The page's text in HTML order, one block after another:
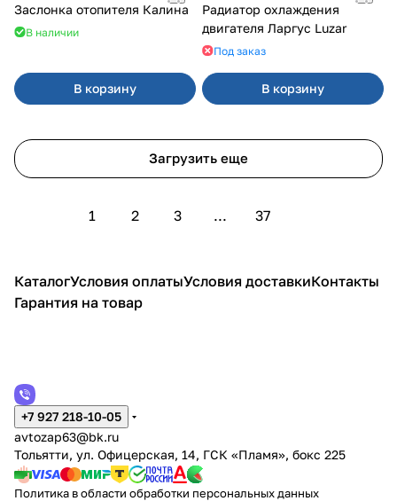
Заслонка отопителя Калина
В наличии
В корзину
Радиатор охлаждения
двигателя Ларгус Luzar
Под заказ
В корзину
Загрузить еще
1 2 3 ... 37
КаталогУсловия оплатыУсловия доставкиКонтакты
Гарантия на товар
+7 927 218-10-05
avtozap63@bk.ru
Тольятти, ул. Офицерская, 14, ГСК «Пламя», бокс 225
Политика в области обработки персональных данных